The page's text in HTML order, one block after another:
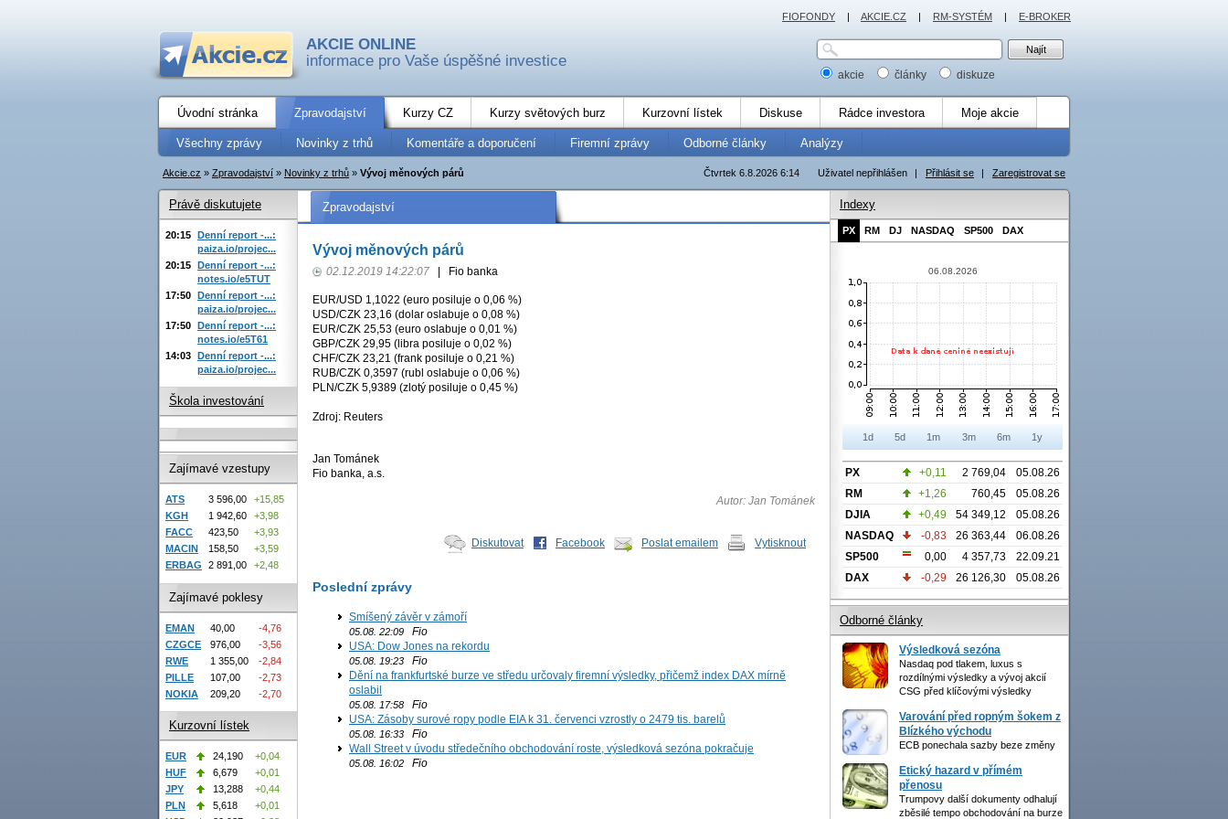
AKCIE ONLINE
informace pro Vaše úspěšné investice
akcie články diskuze
Úvodní stránka Zpravodajství Kurzy CZ Kurzy světových burz Kurzovní lístek Diskuse Rádce investora Moje akcie
Všechny zprávy Novinky z trhů Komentáře a doporučení Firemní zprávy Odborné články Analýzy
Uživatel nepřihlášen | Přihlásit se | Zaregistrovat se
Čtvrtek 6.8.2026 6:14
Akcie.cz » Zpravodajství » Novinky z trhů » Vývoj měnových párů
Zpravodajství
Vývoj měnových párů
02.12.2019 14:22:07 Fio banka
EUR/USD 1,1022 (euro posiluje o 0,06 %)
USD/CZK 23,16 (dolar oslabuje o 0,08 %)
EUR/CZK 25,53 (euro oslabuje o 0,01 %)
GBP/CZK 29,95 (libra posiluje o 0,02 %)
CHF/CZK 23,21 (frank posiluje o 0,21 %)
RUB/CZK 0,3597 (rubl oslabuje o 0,06 %)
PLN/CZK 5,9389 (zlotý posiluje o 0,45 %)
Zdroj: Reuters
Jan Tománek
Fio banka, a.s.
Autor: Jan Tománek
Diskutovat Facebook Poslat emailem Vytisknout
Poslední zprávy
Smíšený závěr v zámoří
05.08. 22:09 Fio
USA: Dow Jones na rekordu
05.08. 19:23 Fio
Dění na frankfurtské burze ve středu určovaly firemní výsledky, přičemž index DAX mírně
oslabil
05.08. 17:58 Fio
USA: Zásoby surové ropy podle EIA k 31. červenci vzrostly o 2479 tis. barelů
05.08. 16:33 Fio
Wall Street v úvodu středečního obchodování roste, výsledková sezóna pokračuje
05.08. 16:02 Fio
Právě diskutujete
20:15 Denní report -...:
paiza.io/projec...
20:15 Denní report -...:
notes.io/e5TUT
17:50 Denní report -...:
paiza.io/projec...
17:50 Denní report -...:
notes.io/e5T61
14:03 Denní report -...:
paiza.io/projec...
Škola investování
Zajímavé vzestupy
ATS 3 596,00
+15,85
KGH
1 942,60
+3,98
FACC
423,50
+3,93
MACIN
158,50
+3,59
ERBAG
2 891,00 +2,48
Zajímavé poklesy
EMAN 40,00
-4,76
CZGCE
976,00
-3,56
RWE
1 355,00
-2,84
PILLE
107,00
-2,73
NOKIA
209,20 -2,70
Kurzovní lístek
EUR 24,190
+0,04
HUF
6,679
+0,01
JPY
13,288
+0,44
PLN
5,618
+0,01
Indexy
PX RM DJ NASDAQ SP500 DAX
06.08.2026
1d 5d 1m 3m 6m 1y
PX +0,11 2 769,04
05.08.26
RM
+1,26 760,45
05.08.26
DJIA
+0,49 54 349,12
05.08.26
NASDAQ
-0,83 26 363,44
06.08.26
SP500
0,00 4 357,73
22.09.21
DAX
-0,29 26 126,30 05.08.26
Odborné články
Výsledková sezóna
Nasdaq pod tlakem, luxus s
rozdílnými výsledky a vývoj akcií
CSG před klíčovými výsledky
Varování před ropným šokem z
Blízkého východu
ECB ponechala sazby beze změny
Etický hazard v přímém
přenosu
Trumpovy další dokumenty odhalují
zběsilé tempo obchodování na burze
FIOFONDY | AKCIE.CZ | RM-SYSTÉM | E-BROKER